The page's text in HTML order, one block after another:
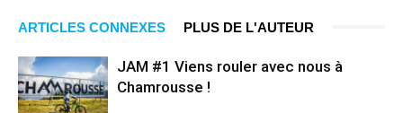
ARTICLES CONNEXES PLUS DE L'AUTEUR
JAM #1 Viens rouler avec nous à
Chamrousse !